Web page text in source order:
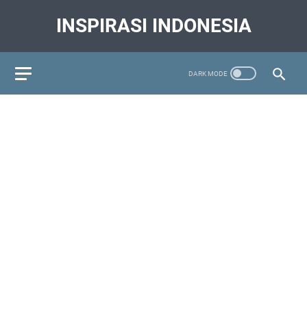
INSPIRASI INDONESIA